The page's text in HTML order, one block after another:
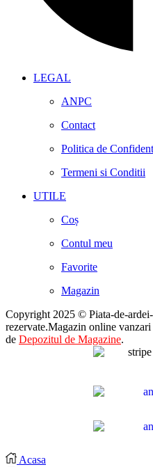
LEGAL
ANPC
Contact
Politica de
Termeni si Conditii
UTILE
Coș
Contul meu
Favorite
Magazin
Copyright 2025 © Piata-de-
rezervate.Magazin online
de Depozitul de Magazine.
Acasa